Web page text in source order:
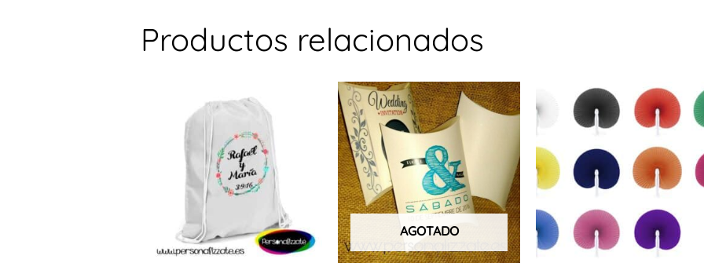
Productos relacionados
AGOTADO